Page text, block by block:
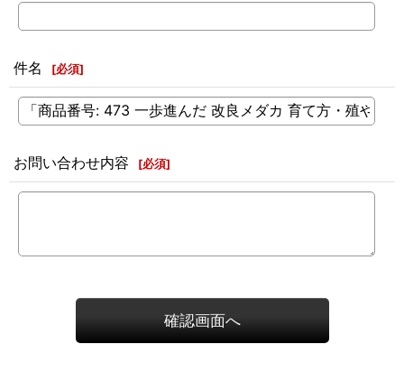
件名 [必須]
お問い合わせ内容 [必須]
確認画面へ